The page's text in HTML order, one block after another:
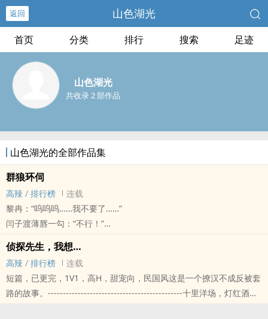
返回 山色湖光
首页 分类 排行 搜索 足迹
山色湖光
共收录 2 部作品
山色湖光的全部作品集
群狼环伺
‍高­​­辣‎‍ / 排行榜
连载
黎冉：“呜呜呜……我不要了……”
闫子渡薄唇一勾：“不行！”
林殊寒温柔挺动：“再一会儿就好了！”
一小时…两小时…三小时过去了，三个男人依然精力旺盛，黎冉却浑身
酸软，‌‎高­‌潮‌了一波又一波。
她欲哭无泪：“呜呜呜……男人都是大猪蹄子！”…
侦探先生，我想…
‍高­​­辣‎‍ / 排行榜
连载
短篇，已更完，1V1，​‍高­‍H‎‌，甜宠向，民国风这是一个撩汉不成反被套
路的故事。---------------------------------------------十里洋场，灯红酒